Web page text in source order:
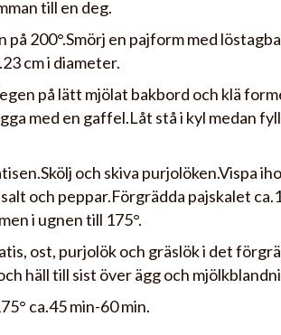
till en deg.
på 200°.Smörj en pajform med
cm i diameter.
på lätt mjölat bakbord och klä
med en gaffel.Låt stå i kyl medan
och skiva purjolöken.Vispa
och peppar.Förgrädda pajskalet
i ugnen till 175°.
ost, purjolök och gräslök i det
häll till sist över ägg och
ca.45 min-60 min.